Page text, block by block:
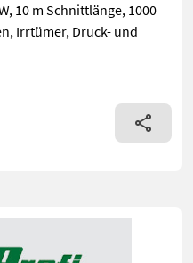
10 m Schnittlänge, 1000
Irrtümer, Druck- und
inkl. Vorschneider,